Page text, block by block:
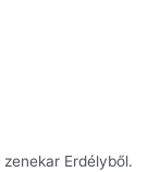
Erdélyből.